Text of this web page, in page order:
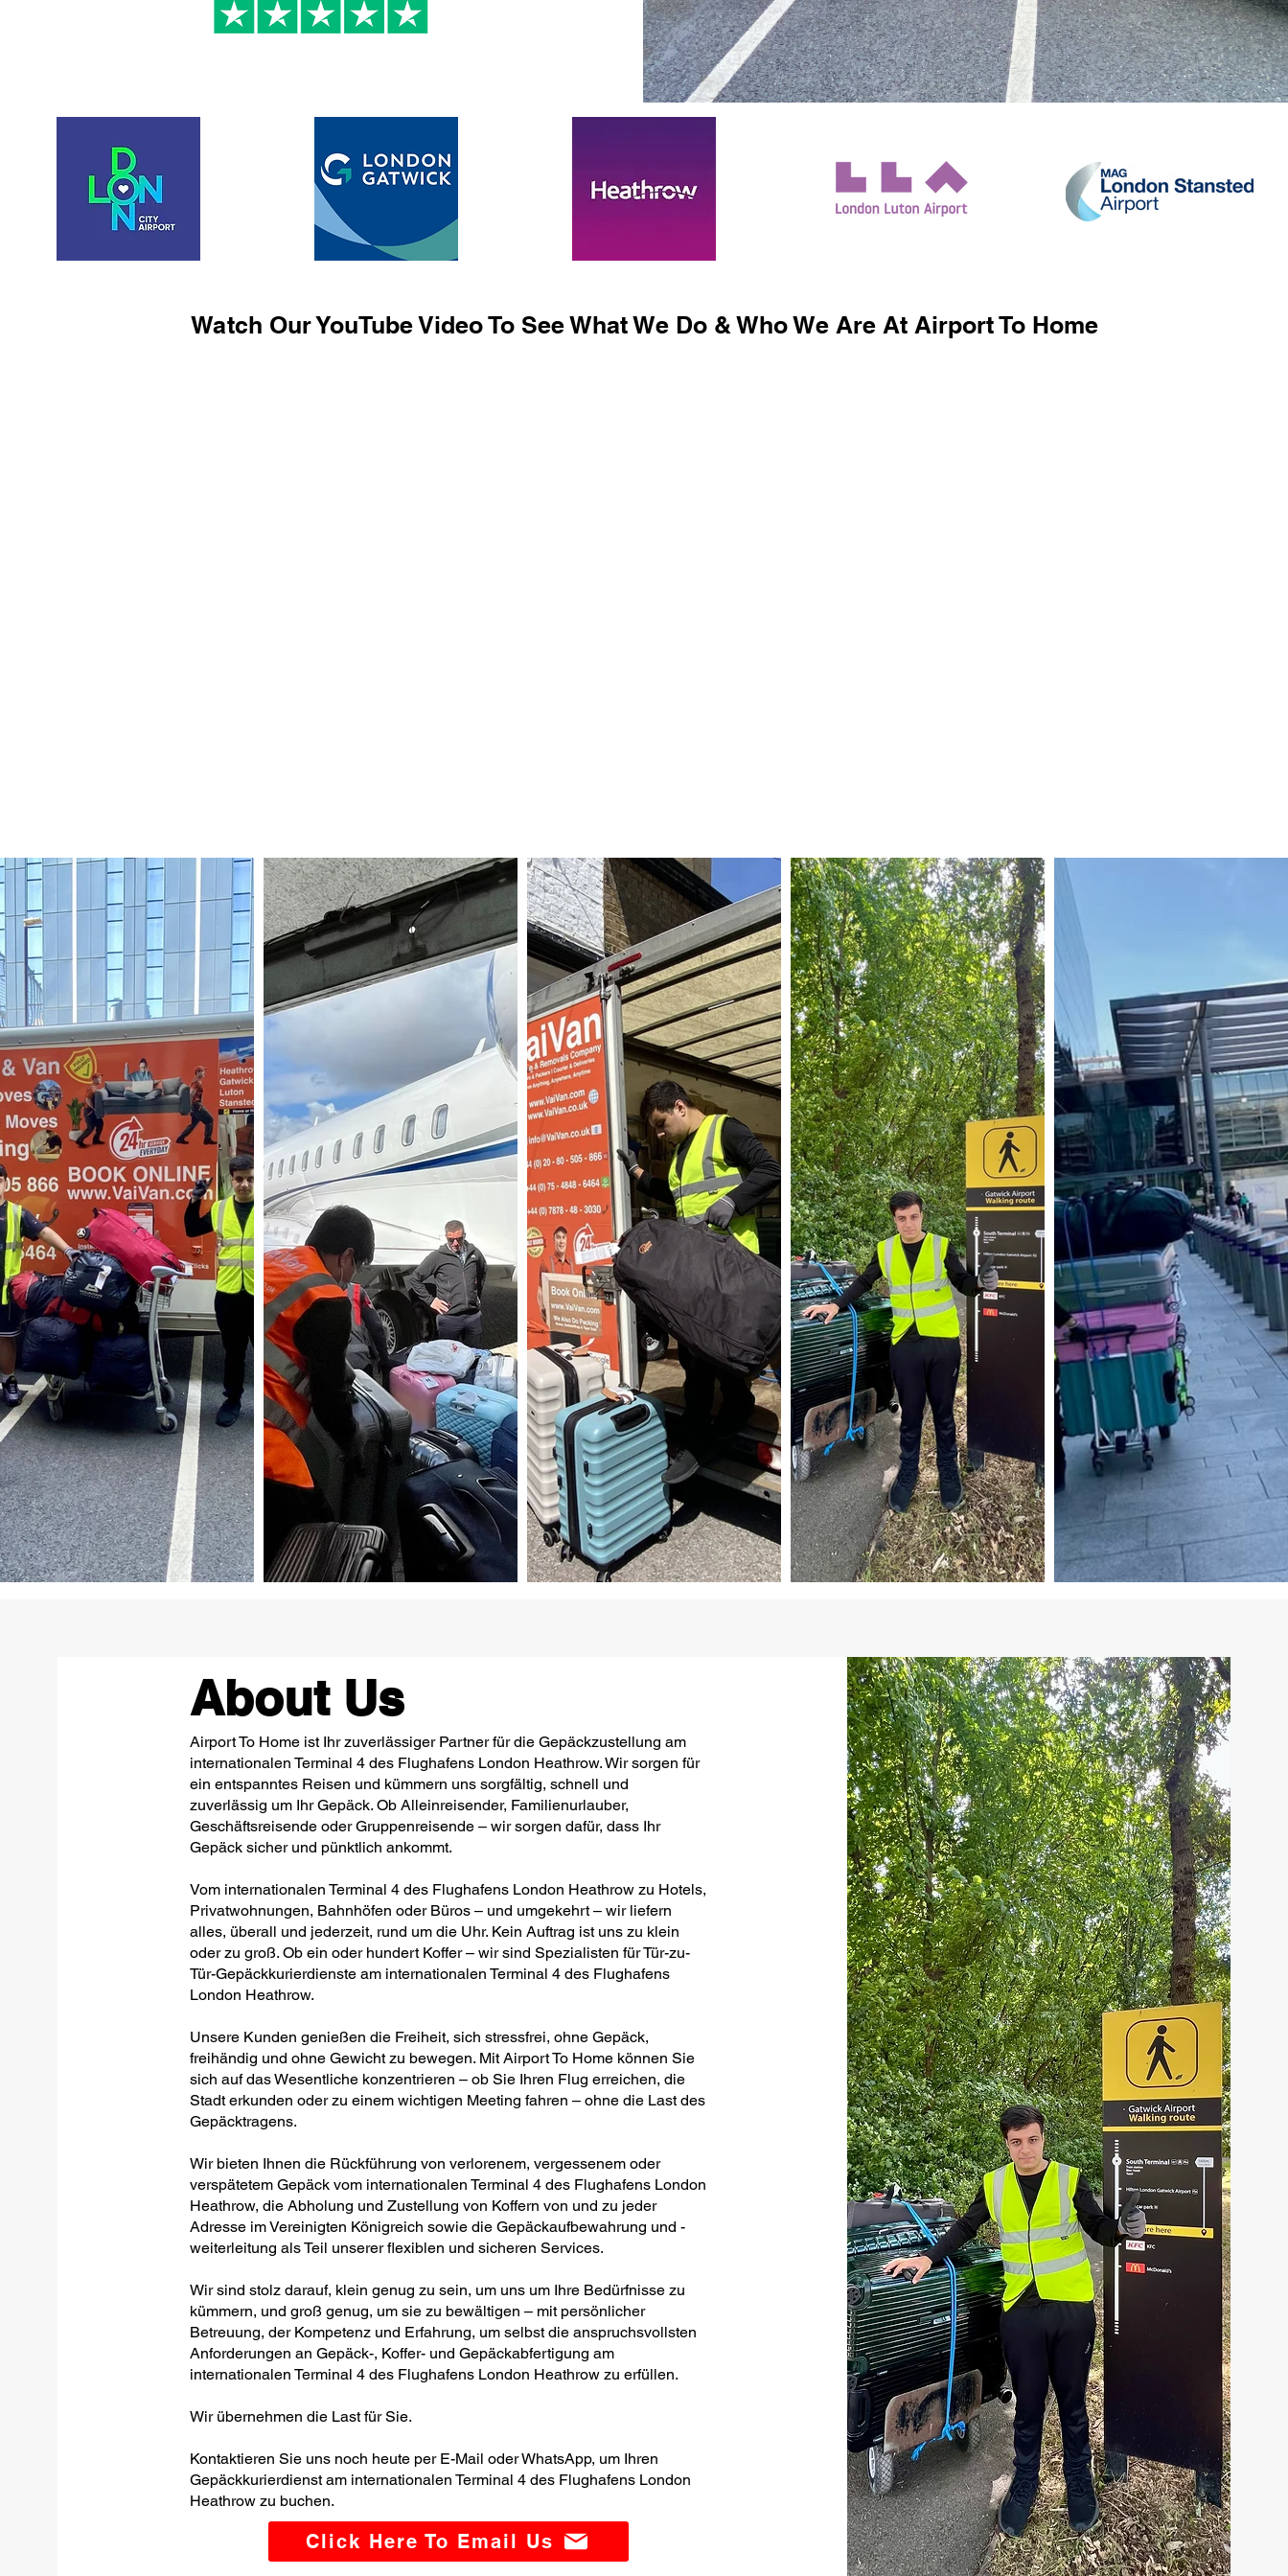
Watch Our YouTube Video To See What We Do & Who We Are At Airport To Home
About Us
Airport To Home ist Ihr zuverlässiger Partner für die Gepäckzustellung am
internationalen Terminal 4 des Flughafens London Heathrow. Wir sorgen für
ein entspanntes Reisen und kümmern uns sorgfältig, schnell und
zuverlässig um Ihr Gepäck. Ob Alleinreisender, Familienurlauber,
Geschäftsreisende oder Gruppenreisende – wir sorgen dafür, dass Ihr
Gepäck sicher und pünktlich ankommt.
Vom internationalen Terminal 4 des Flughafens London Heathrow zu Hotels,
Privatwohnungen, Bahnhöfen oder Büros – und umgekehrt – wir liefern
alles, überall und jederzeit, rund um die Uhr. Kein Auftrag ist uns zu klein
oder zu groß. Ob ein oder hundert Koffer – wir sind Spezialisten für Tür-zu-
Tür-Gepäckkurierdienste am internationalen Terminal 4 des Flughafens
London Heathrow.
Unsere Kunden genießen die Freiheit, sich stressfrei, ohne Gepäck,
freihändig und ohne Gewicht zu bewegen. Mit Airport To Home können Sie
sich auf das Wesentliche konzentrieren – ob Sie Ihren Flug erreichen, die
Stadt erkunden oder zu einem wichtigen Meeting fahren – ohne die Last des
Gepäcktragens.
Wir bieten Ihnen die Rückführung von verlorenem, vergessenem oder
verspätetem Gepäck vom internationalen Terminal 4 des Flughafens London
Heathrow, die Abholung und Zustellung von Koffern von und zu jeder
Adresse im Vereinigten Königreich sowie die Gepäckaufbewahrung und -
weiterleitung als Teil unserer flexiblen und sicheren Services.
Wir sind stolz darauf, klein genug zu sein, um uns um Ihre Bedürfnisse zu
kümmern, und groß genug, um sie zu bewältigen – mit persönlicher
Betreuung, der Kompetenz und Erfahrung, um selbst die anspruchsvollsten
Anforderungen an Gepäck-, Koffer- und Gepäckabfertigung am
internationalen Terminal 4 des Flughafens London Heathrow zu erfüllen.
Wir übernehmen die Last für Sie.
Kontaktieren Sie uns noch heute per E-Mail oder WhatsApp, um Ihren
Gepäckkurierdienst am internationalen Terminal 4 des Flughafens London
Heathrow zu buchen.
Click Here To Email Us